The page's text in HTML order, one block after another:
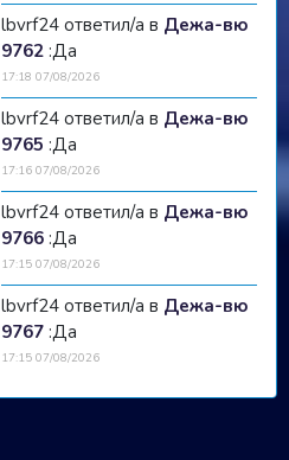
lbvrf24 ответил/а в Дежа-вю
9762 :Да
17:18 07/08/2026
lbvrf24 ответил/а в Дежа-вю
9765 :Да
17:16 07/08/2026
lbvrf24 ответил/а в Дежа-вю
9766 :Да
17:15 07/08/2026
lbvrf24 ответил/а в Дежа-вю
9767 :Да
17:15 07/08/2026